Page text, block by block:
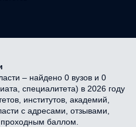
– найдено 0 вузов и 0
специалитета) в 2026 году
институтов, академий,
с адресами, отзывами,
баллом.